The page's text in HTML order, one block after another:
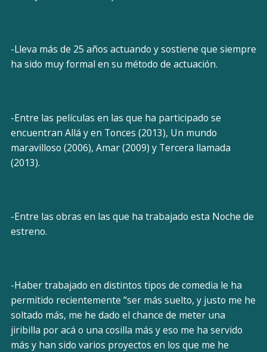
-Lleva más de 25 años actuando y sostiene que siempre
ha sido muy formal en su método de actuación.
-Entre las películas en las que ha participado se
encuentran Allá y en Tonces (2013), Un mundo
maravilloso (2006), Amar (2009) y Tercera llamada
(2013).
-Entre las obras en las que ha trabajado esta Noche de
estreno.
-Haber trabajado en distintos tipos de comedia le ha
permitido recientemente “ser más suelto, y justo me he
soltado más, me he dado el chance de meter una
jiribilla por acá o una cosilla más y eso me ha servido
más y han sido varios proyectos en los que me he